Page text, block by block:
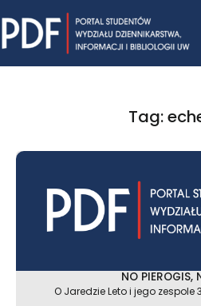
to
content
Tag:
NO PIEROGIS,
O Jaredzie Leto i jego zespole